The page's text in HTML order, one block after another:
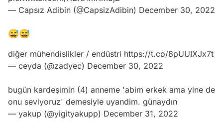
— Capsız Adibin (@CapsizAdibin) December 30, 2022
😅😅
diğer mühendislikler / endüstri https://t.co/8pUUIXJx7t
— ceyda (@zadyec) December 30, 2022
bugün kardeşimin (4) anneme 'abim erkek ama yine de
onu seviyoruz' demesiyle uyandim. günaydın
— yakup (@yigityakupp) December 31, 2022